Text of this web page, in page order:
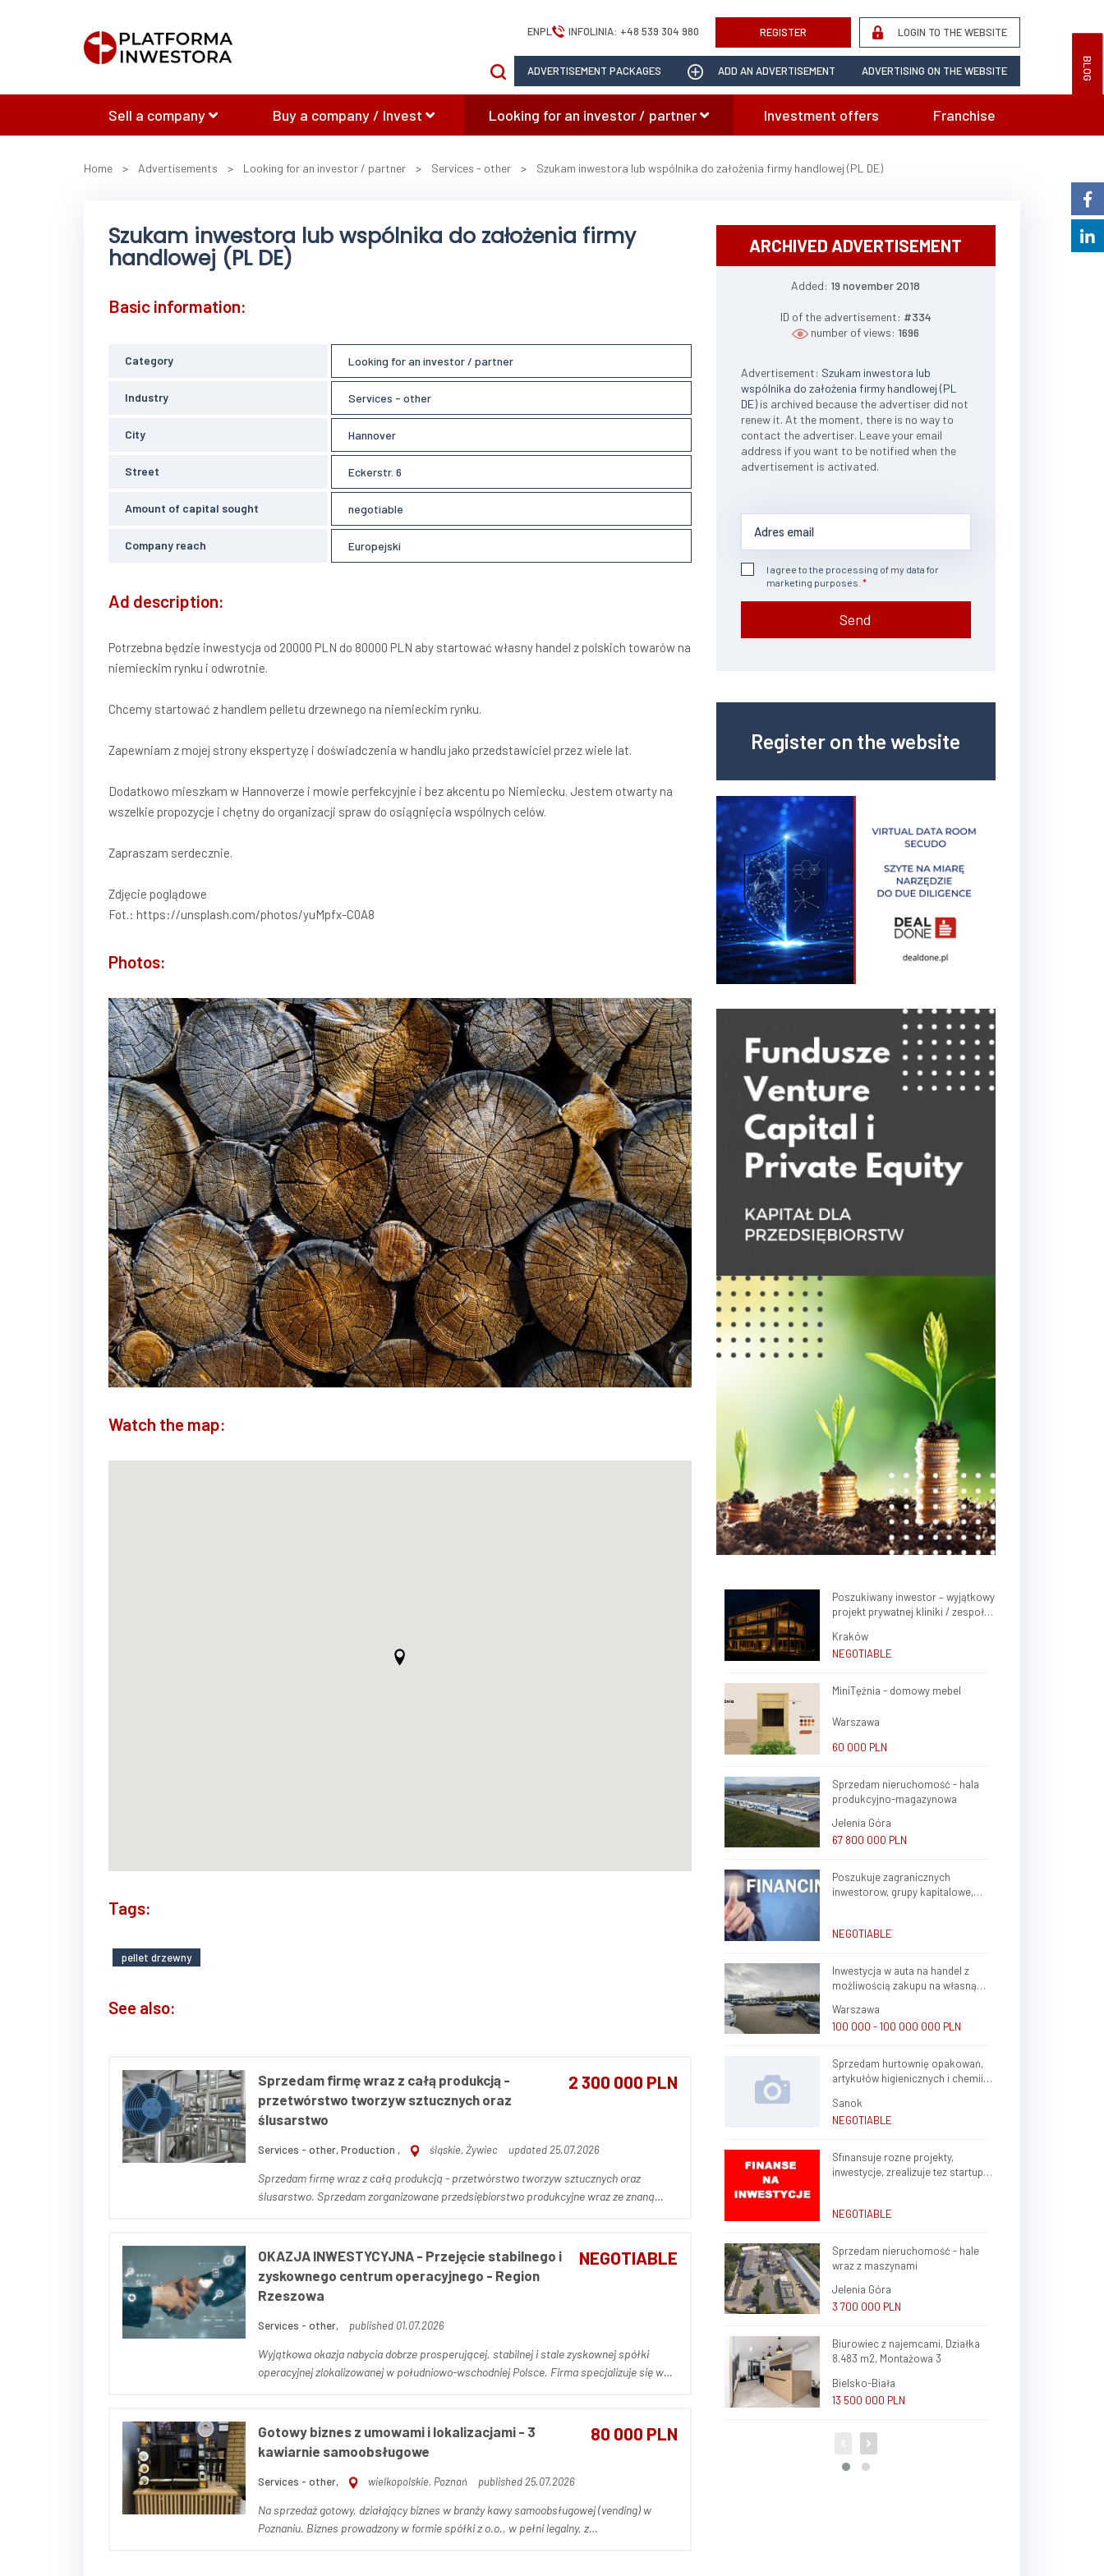
BLOG
ENPL INFOLINIA: +48 539 304 980 REGISTER LOGIN TO THE WEBSITE
ADVERTISEMENT PACKAGES ADD AN ADVERTISEMENT ADVERTISING ON THE WEBSITE
Sell a company Buy a company / Invest Looking for an investor / partner Investment offers Franchise
Home > Advertisements > Looking for an investor / partner > Services - other > Szukam inwestora lub wspólnika do założenia firmy handlowej (PL DE)
Szukam inwestora lub wspólnika do założenia firmy
handlowej (PL DE)
Basic information:
Category Looking for an investor / partner
Industry Services - other
City Hannover
Street Eckerstr. 6
Amount of capital sought negotiable
Company reach Europejski
Ad description:
Potrzebna będzie inwestycja od 20000 PLN do 80000 PLN aby startować własny handel z polskich towarów na
niemieckim rynku i odwrotnie.
Chcemy startować z handlem pelletu drzewnego na niemieckim rynku.
Zapewniam z mojej strony ekspertyzę i doświadczenia w handlu jako przedstawiciel przez wiele lat.
Dodatkowo mieszkam w Hannoverze i mowie perfekcyjnie i bez akcentu po Niemiecku. Jestem otwarty na
wszelkie propozycje i chętny do organizacji spraw do osiągnięcia wspólnych celów.
Zapraszam serdecznie.
Zdjęcie poglądowe
Fot.: https://unsplash.com/photos/yuMpfx-C0A8
Photos:
Watch the map:
Tags:
pellet drzewny
See also:
2 300 000 PLN
Sprzedam firmę wraz z całą produkcją -
przetwórstwo tworzyw sztucznych oraz
ślusarstwo
Services - other, Production , śląskie, Żywiec updated 25.07.2026
Sprzedam firmę wraz z całą produkcją - przetwórstwo tworzyw sztucznych oraz
ślusarstwo. Sprzedam zorganizowane przedsiębiorstwo produkcyjne wraz ze znaną
NEGOTIABLE
OKAZJA INWESTYCYJNA - Przejęcie stabilnego i
zyskownego centrum operacyjnego - Region
Rzeszowa
Services - other, published 01.07.2026
Wyjątkowa okazja nabycia dobrze prosperującej, stabilnej i stale zyskownej spółki
operacyjnej zlokalizowanej w południowo-wschodniej Polsce. Firma specjalizuje się w
80 000 PLN
Gotowy biznes z umowami i lokalizacjami - 3
kawiarnie samoobsługowe
Services - other, wielkopolskie, Poznań published 25.07.2026
Na sprzedaż gotowy, działający biznes w branży kawy samoobsługowej (vending) w
Poznaniu. Biznes prowadzony w formie spółki z o.o., w pełni legalny, z
ARCHIVED ADVERTISEMENT
Added: 19 november 2018
ID of the advertisement: #334
number of views: 1696
Advertisement: Szukam inwestora lub
wspólnika do założenia firmy handlowej (PL
DE) is archived because the advertiser did not
renew it. At the moment, there is no way to
contact the advertiser. Leave your email
address if you want to be notified when the
advertisement is activated.
I agree to the processing of my data for
marketing purposes.
Send
Register on the website
Poszukiwany inwestor – wyjątkowy
projekt prywatnej kliniki / zespołu
Krakowa (Krowodrza)
Kraków
NEGOTIABLE
MiniTężnia - domowy mebel
Warszawa
60 000 PLN
Sprzedam nieruchomość - hala
produkcyjno-magazynowa
Jelenia Góra
67 800 000 PLN
Poszukuje zagranicznych
inwestorow, grupy kapitalowe,
NEGOTIABLE
Inwestycja w auta na handel z
możliwością zakupu na własną
zysku
Warszawa
100 000 - 100 000 000 PLN
Sprzedam hurtownię opakowań,
artykułów higienicznych i chemii
Sanok
NEGOTIABLE
Sfinansuje rozne projekty,
inwestycje, zrealizuje tez startup
NEGOTIABLE
Sprzedam nieruchomość - hale
wraz z maszynami
Jelenia Góra
3 700 000 PLN
Biurowiec z najemcami, Działka
8.483 m2, Montażowa 3
Bielsko-Biała
13 500 000 PLN